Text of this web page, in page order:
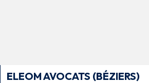
ELEOM AVOCATS (BÉZIERS)